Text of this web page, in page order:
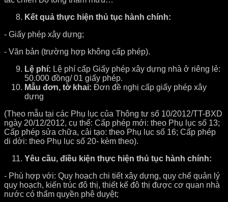
Kết quả thực hiện thủ tục hành chính:
- Giấy phép xây dựng;
- Văn bản (trường hợp không cấp phép).
Lệ phí: Lệ phí cấp Giấy phép xây dựng nhà ở riêng lẻ:
50.000 đồng/ 01 giấy phép.
Mẫu đơn, tờ khai: Đơn đề nghị cấp giấy phép xây
dựng
(Theo mẫu tại các Phụ lục của Thông tư số 10/2012/TT-BXD
ngày 20/12/2012, cụ thể: Cấp phép mới: theo Phụ lục số 13;
Cấp phép sửa chữa, cải tạo: theo Phụ lục số 16; Cấp phép
di dời: theo Phụ lục số 20- kèm theo).
Yêu cầu, điều kiện thực hiện thủ tục hành chính:
- Phù hợp với: Quy hoạch chi tiết xây dựng, quy chế quản lý
quy hoạch, kiến trúc đô thị, thiết kế đô thị được cơ quan nhà
nước có thẩm quyền phê duyệt;